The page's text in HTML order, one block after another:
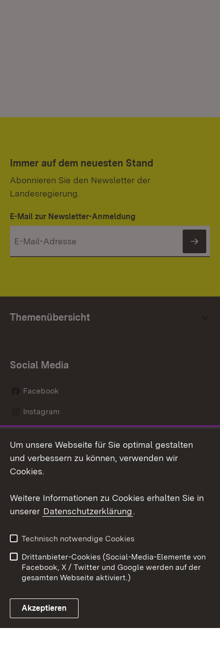
Immer auf dem neuesten Stand
Abonnieren Sie den Newsletter der
Landesregierung.
E-Mail zur Newsletter-Anmeldung
Themenübersicht
Social Media
Facebook
Instagram
Mastodon
Youtube
Link zum Landesportal
Kontakt
Datenschutz
Barrierefreiheit
Impressum Cookies
Um unsere Webseite für Sie optimal gestalten
und verbessern zu können, verwenden wir
Cookies.
Weitere Informationen zu Cookies erhalten Sie in
unserer Datenschutzerklärung.
Technisch notwendige Cookies
Drittanbieter-Cookies (Social-Media-Elemente von
Facebook, X / Twitter und Google werden auf der
gesamten Webseite aktiviert.)
Akzeptieren